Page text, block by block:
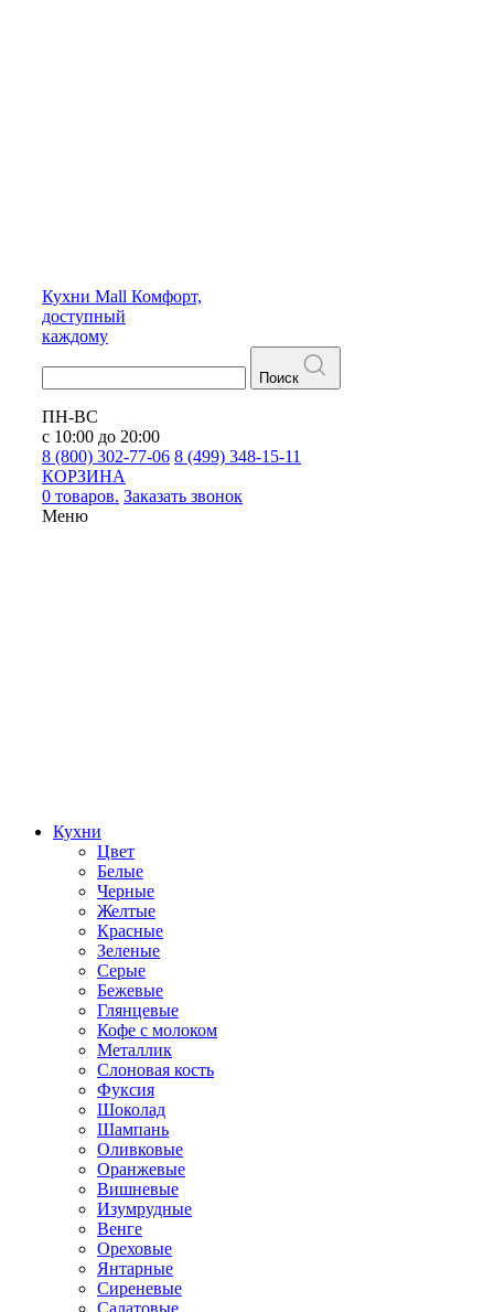
Кухни Mall Комфорт,
доступный
каждому
Поиск
ПН-ВС
с 10:00 до 20:00
8 (800) 302-77-06 8 (499) 348-15-11
КОРЗИНА
0 товаров. Заказать звонок
Меню
Кухни
Цвет
Белые
Черные
Желтые
Красные
Зеленые
Серые
Бежевые
Глянцевые
Кофе с молоком
Металлик
Слоновая кость
Фуксия
Шоколад
Шампань
Оливковые
Оранжевые
Вишневые
Изумрудные
Венге
Ореховые
Янтарные
Сиреневые
Салатовые